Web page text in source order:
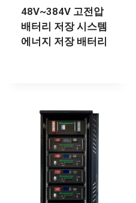
48V~384V 고전압
배터리 저장 시스템
에너지 저장 배터리